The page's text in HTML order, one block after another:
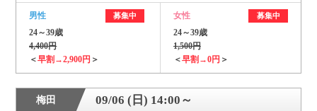
男性 募集中
24～39歳
4,400円
＜早割→2,900円 ＞
女性 募集中
24～39歳
1,500円
＜早割→0円 ＞
梅田 09/06 (日) 14:00～